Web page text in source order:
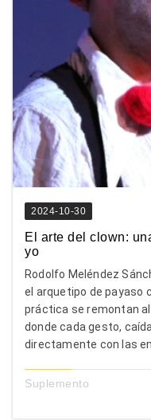
2024-10-30
El arte del clown:
yo
Rodolfo Meléndez
el arquetipo de payaso
práctica se remontan
donde cada gesto,
directamente con las
Suplemento